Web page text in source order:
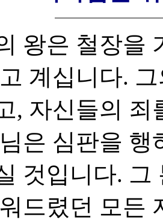
왕은 철장을
계십니다.
, 자신들의
은 심판을
것입니다.
드렸던 모든